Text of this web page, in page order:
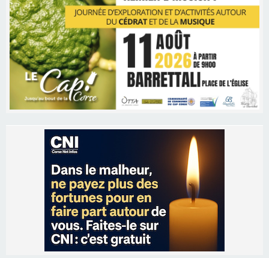
Les brèves
06/08/2026 15:57
Ucciani – Marché des producteurs à Cruculi le
06/08/2026 15:25
Corte – L’association A Nuciola organise une